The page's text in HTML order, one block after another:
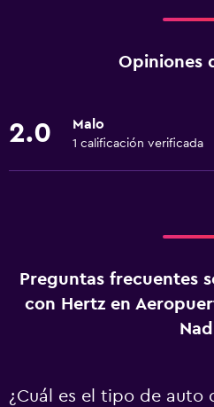
Opiniones
2.0 Malo
1 calificación verificada
Preguntas frecuentes
con Hertz en
¿Cuál es el tipo de auto